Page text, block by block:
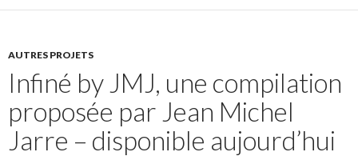
AUTRES PROJETS
Infiné by JMJ, une compilation
proposée par Jean Michel
Jarre – disponible aujourd’hui